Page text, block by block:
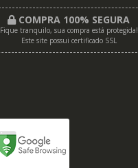
COMPRA 100% SEGURA
Fique tranquilo, sua compra está protegida!
Este site possui certificado SSL